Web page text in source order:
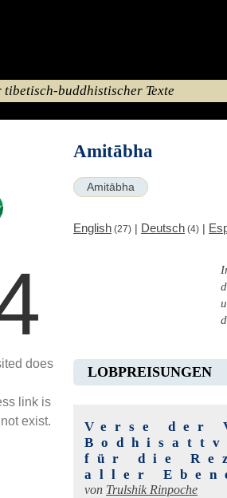
buddhistischer Texte
does
link is
exist.
Amitābha
Amitābha
English (27) | Deutsch (4) |
LOBPREISUNGEN
Verse der
für die
aller
von Trulshik Rinpoche